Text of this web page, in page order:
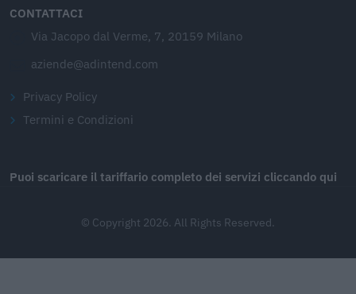
CONTATTACI
Via Jacopo dal Verme, 7, 20159 Milano
aziende@adintend.com
Privacy Policy
Termini e Condizioni
Puoi scaricare il tariffario completo dei servizi cliccando qui
© Copyright 2026. All Rights Reserved.